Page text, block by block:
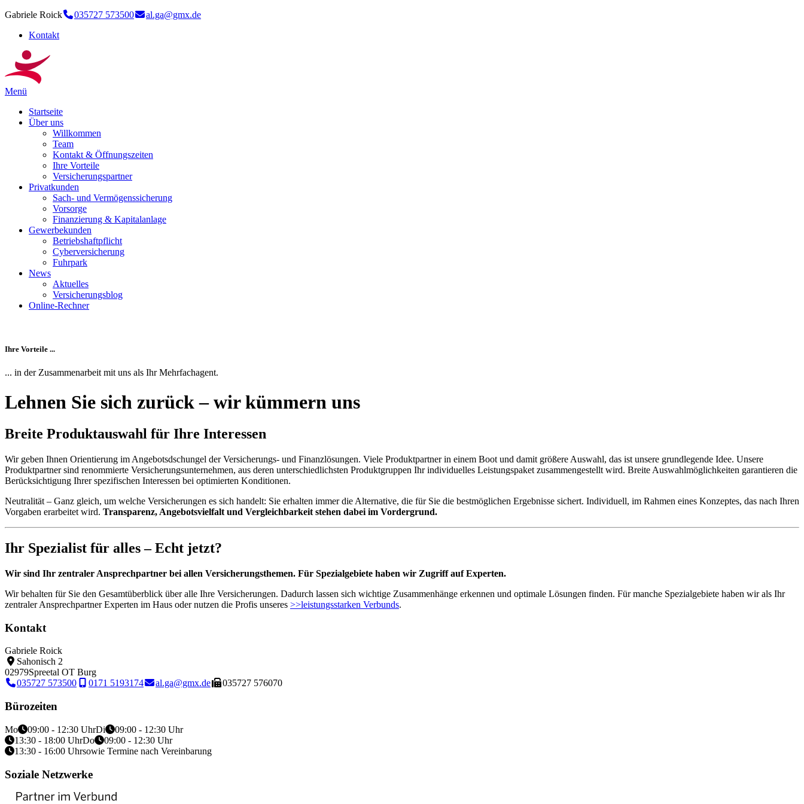
Gabriele Roick 035727 573500
al.ga@gmx.de
Kontakt
Menü
Startseite
Über uns
Willkommen
Team
Kontakt & Öffnungszeiten
Ihre Vorteile
Versicherungspartner
Privatkunden
Sach- und Vermögenssicherung
Vorsorge
Finanzierung & Kapitalanlage
Gewerbekunden
Betriebshaftpflicht
Cyberversicherung
Fuhrpark
News
Aktuelles
Versicherungsblog
Online-Rechner
Ihre Vorteile ...
... in der Zusammenarbeit mit uns als Ihr Mehrfachagent.
Lehnen Sie sich zurück – wir kümmern uns
Breite Produktauswahl für Ihre Interessen
Wir geben Ihnen Orientierung im Angebotsdschungel der Versicherungs- und Finanzlösungen. Viele Produktpartner in einem Boot und damit größere Auswahl, das ist unsere grundlegende Idee. Unsere
Produktpartner sind renommierte Versicherungsunternehmen, aus deren unterschiedlichsten Produktgruppen Ihr individuelles Leistungspaket zusammengestellt wird. Breite Auswahlmöglichkeiten garantieren die
Berücksichtigung Ihrer spezifischen Interessen bei optimierten Konditionen.
Neutralität – Ganz gleich, um welche Versicherungen es sich handelt: Sie erhalten immer die Alternative, die für Sie die bestmöglichen Ergebnisse sichert. Individuell, im Rahmen eines Konzeptes, das nach Ihren
Vorgaben erarbeitet wird. Transparenz, Angebotsvielfalt und Vergleichbarkeit stehen dabei im Vordergrund.
Ihr Spezialist für alles – Echt jetzt?
Wir sind Ihr zentraler Ansprechpartner bei allen Versicherungsthemen. Für Spezialgebiete haben wir Zugriff auf Experten.
Wir behalten für Sie den Gesamtüberblick über alle Ihre Versicherungen. Dadurch lassen sich wichtige Zusammenhänge erkennen und optimale Lösungen finden. Für manche Spezialgebiete haben wir als Ihr
zentraler Ansprechpartner Experten im Haus oder nutzen die Profis unseres >>leistungsstarken Verbunds.
Kontakt
Gabriele Roick
Sahonisch 2
02979Spreetal OT Burg
035727 573500
0171 5193174 al.ga@gmx.de 035727 576070
Bürozeiten
Mo 09:00 - 12:30 UhrDi
09:00 - 12:30 Uhr
13:30 - 18:00 UhrDo
09:00 - 12:30 Uhr
13:30 - 16:00 Uhrsowie Termine nach Vereinbarung
Soziale Netzwerke